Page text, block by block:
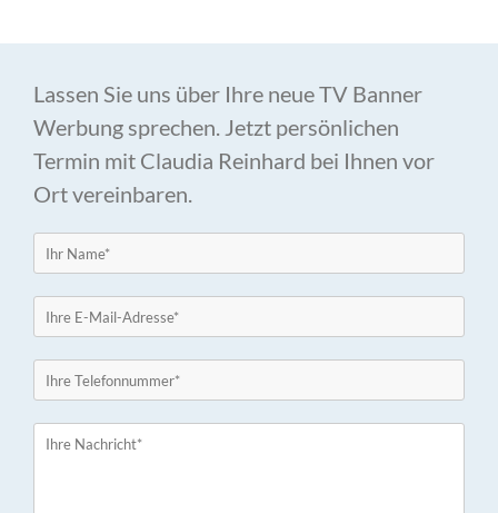
Lassen Sie uns über Ihre neue TV Banner
Werbung sprechen. Jetzt persönlichen
Termin mit Claudia Reinhard bei Ihnen vor
Ort vereinbaren.